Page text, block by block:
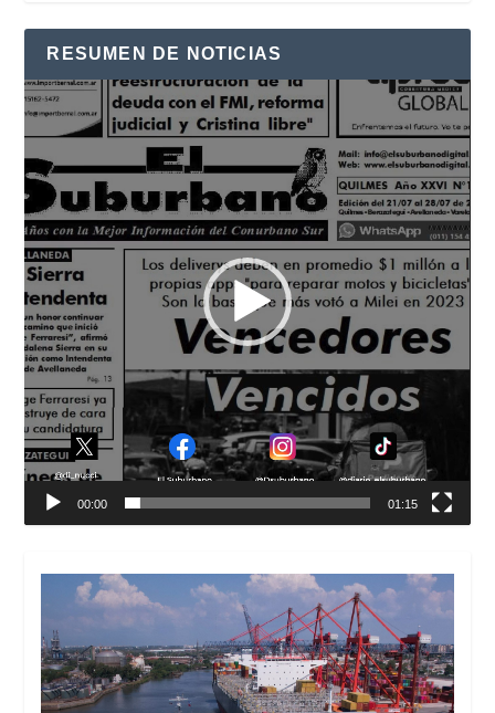
RESUMEN DE NOTICIAS
Reproductor
de
vídeo
00:00 01:15